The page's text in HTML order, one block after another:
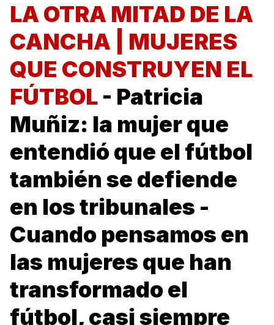
LA OTRA MITAD DE LA
CANCHA | MUJERES
QUE CONSTRUYEN EL
FÚTBOL - Patricia
Muñiz: la mujer que
entendió que el fútbol
también se defiende
en los tribunales -
Cuando pensamos en
las mujeres que han
transformado el
fútbol, casi siempre